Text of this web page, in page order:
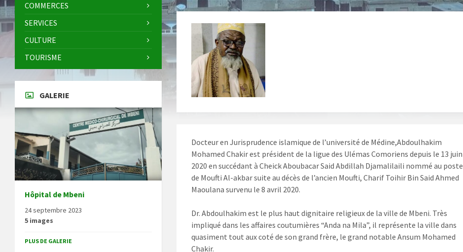
Docteur en Jurisprudence islamique de l’université de Médine,Abdoulhakim
Mohamed Chakir est président de la ligue des Ulémas Comoriens depuis le 13 juin
2020 en succédant à Cheick Aboubacar Said Abdillah Djamalilaili nommé au poste
de Moufti Al-akbar suite au décès de l’ancien Moufti, Charif Toihir Bin Said Ahmed
Maoulana survenu le 8 avril 2020.
Dr. Abdoulhakim est le plus haut dignitaire religieux de la ville de Mbeni. Très
impliqué dans les affaires coutumières “Anda na Mila”, il représente la ville dans
quasiment tout aux coté de son grand frère, le grand notable Ansum Mohamed
Chakir.
COMMERCES
SERVICES
CULTURE
TOURISME
GALERIE
Hôpital de Mbeni
24 septembre 2023
5 images
PLUS DE GALERIE